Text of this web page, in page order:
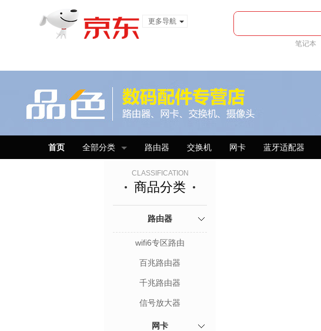
更多导航
笔记本
首页 全部分类 路由器 交换机 网卡 蓝牙适配器
CLASSIFICATION
商品分类
路由器
wifi6专区路由
百兆路由器
千兆路由器
信号放大器
网卡